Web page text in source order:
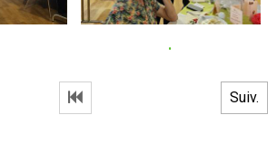
.
Suiv.